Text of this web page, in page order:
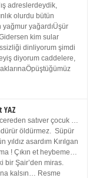
adreslerdeydik,
olurdu bütün
yağmur yağardıÜşür
kim sular
dinliyorum şimdi
diyorum caddelere,
YAZ
satıver çocuk …
öldürmez. Süpür
asardım Kırılgan
! Çıkın et heybeme…
bir Şair’den miras.
kalsın… Resme